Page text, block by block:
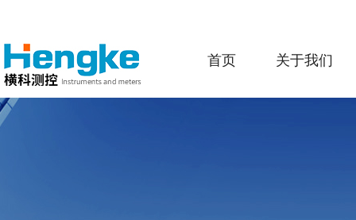
首页 关于我们